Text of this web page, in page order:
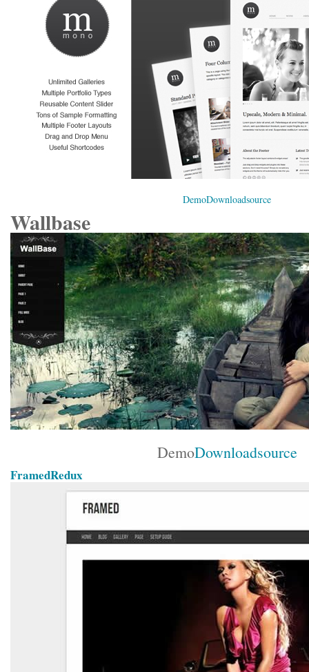
DemoDownloadsource
Wallbase
DemoDownloadsource
FramedRedux